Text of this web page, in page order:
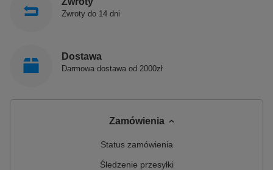
Zwroty do 14 dni
Dostawa
Darmowa dostawa od 2000zł
Zamówienia
Status zamówienia
Śledzenie przesyłki